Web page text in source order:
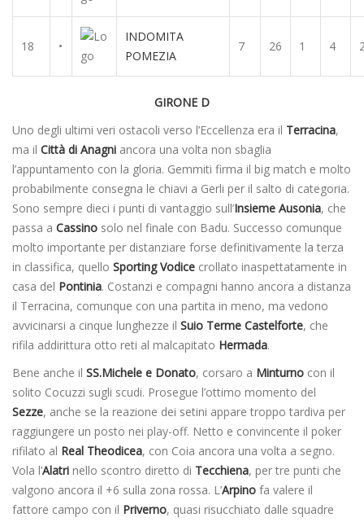
18 •
INDOMITA
POMEZIA
7 26 1 4
GIRONE D
Uno degli ultimi veri ostacoli verso l’Eccellenza era il Terracina,
ma il Città di Anagni ancora una volta non sbaglia
l’appuntamento con la gloria. Gemmiti firma il big match e molto
probabilmente consegna le chiavi a Gerli per il salto di categoria.
Sono sempre dieci i punti di vantaggio sull’Insieme Ausonia, che
passa a Cassino solo nel finale con Badu. Successo comunque
molto importante per distanziare forse definitivamente la terza
in classifica, quello Sporting Vodice crollato inaspettatamente in
casa del Pontinia. Costanzi e compagni hanno ancora a distanza
il Terracina, comunque con una partita in meno, ma vedono
avvicinarsi a cinque lunghezze il Suio Terme Castelforte, che
rifila addirittura otto reti al malcapitato Hermada.
Bene anche il SS.Michele e Donato, corsaro a Minturno con il
solito Cocuzzi sugli scudi. Prosegue l’ottimo momento del
Sezze, anche se la reazione dei setini appare troppo tardiva per
raggiungere un posto nei play-off. Netto e convincente il poker
rifilato al Real Theodicea, con Coia ancora una volta a segno.
Vola l’Alatri nello scontro diretto di Tecchiena, per tre punti che
valgono ancora il +6 sulla zona rossa. L’Arpino fa valere il
fattore campo con il Priverno, quasi risucchiato dalle squadre